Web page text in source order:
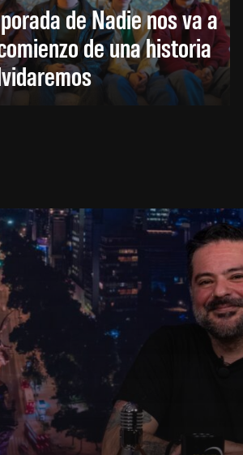
de Nadie nos va a
de una historia